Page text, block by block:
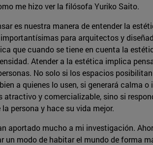
me hizo ver la filósofa Yuriko Saito.
es nuestra manera de entender la
para arquitectos y
que cuando se tiene en cuenta la
Atender a la estética implica
No solo si los espacios
a quienes lo usen, si generará calma
atractivo y comercializable, sino si
persona y hace su vida mejor.
aportado mucho a mi investigación.
un modo de habitar el mundo de forma